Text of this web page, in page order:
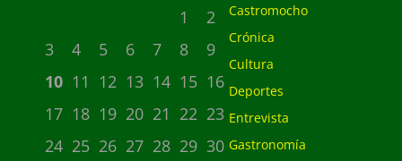
1
2
3
4 5 6 7 8
9
10 11 12 13 14 15 16
17 18 19 20 21 22 23
24 25 26 27 28 29 30
Castromocho
Crónica
Cultura
Deportes
Entrevista
Gastronomía